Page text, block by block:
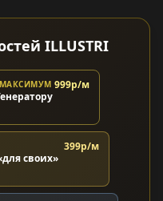
ILLUSTRI
999р/м
своих»
399р/м